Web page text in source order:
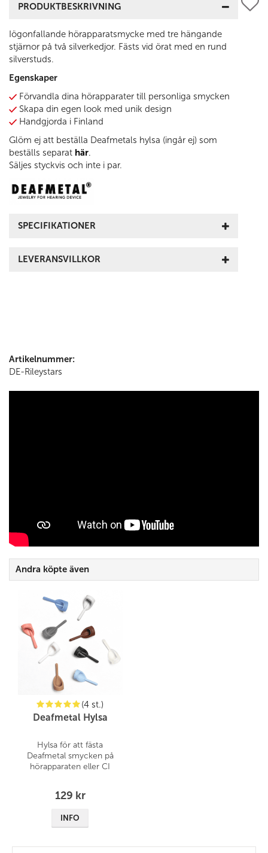
PRODUKTBESKRIVNING
Iögonfallande hörapparatsmycke med tre hängande
stjärnor på två silverkedjor. Fästs vid örat med en rund
silverstuds.
Egenskaper
Förvandla dina hörapparater till personliga smycken
Skapa din egen look med unik design
Handgjorda i Finland
Glöm ej att beställa Deafmetals hylsa (ingår ej) som
beställs separat här.
Säljes styckvis och inte i par.
SPECIFIKATIONER
LEVERANSVILLKOR
Artikelnummer:
DE-Rileystars
Andra köpte även
(4 st.)
Deafmetal Hylsa
Hylsa för att fästa
Deafmetal smycken på
hörapparaten eller CI
129 kr
INFO